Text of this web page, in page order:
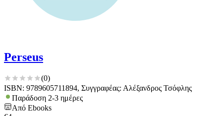
Perseus
(0)
ISBN: 9789605711894, Συγγραφέας: Αλέξανδρος Τσόφλης
Παράδοση 2-3 ημέρες
Από Ebooks